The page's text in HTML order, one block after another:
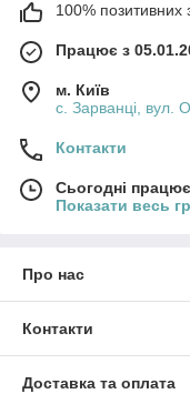
100% позитивних
Працює з
м. Київ
с. Зарванці, вул.
Контакти
Сьогодні
Показати весь
Про нас
Контакти
Доставка та оплата